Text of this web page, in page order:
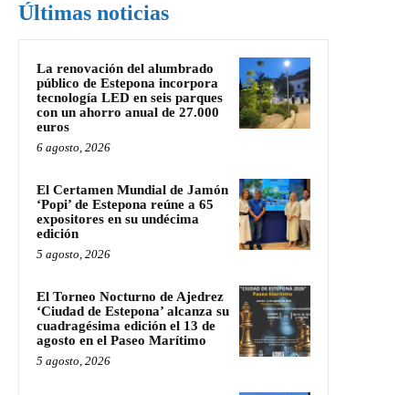
Últimas noticias
La renovación del alumbrado
público de Estepona incorpora
tecnología LED en seis parques
con un ahorro anual de 27.000
euros
6 agosto, 2026
El Certamen Mundial de Jamón
‘Popi’ de Estepona reúne a 65
expositores en su undécima
edición
5 agosto, 2026
El Torneo Nocturno de Ajedrez
‘Ciudad de Estepona’ alcanza su
cuadragésima edición el 13 de
agosto en el Paseo Marítimo
5 agosto, 2026